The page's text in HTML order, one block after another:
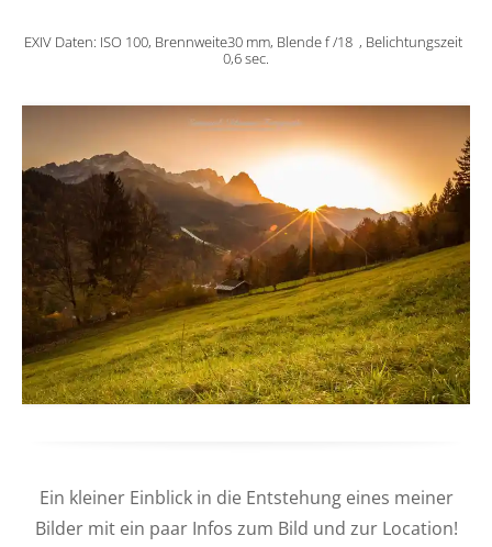
EXIV Daten: ISO 100, Brennweite30 mm, Blende f /18 , Belichtungszeit
0,6 sec.
Ein kleiner Einblick in die Entstehung eines meiner
Bilder mit ein paar Infos zum Bild und zur Location!